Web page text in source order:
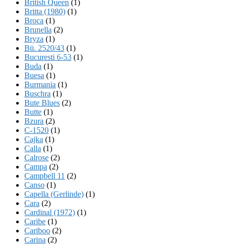
British Queen (1)
Britta (1980) (1)
Broca (1)
Brunella (2)
Bryza (1)
Bü. 2520/43 (1)
Bucuresti 6-53 (1)
Buda (1)
Buesa (1)
Burmania (1)
Buschra (1)
Bute Blues (2)
Butte (1)
Bzura (2)
C-1520 (1)
Cajka (1)
Calla (1)
Calrose (2)
Campa (2)
Campbell 11 (2)
Canso (1)
Capella (Gerlinde) (1)
Cara (2)
Cardinal (1972) (1)
Caribe (1)
Cariboo (2)
Carina (2)